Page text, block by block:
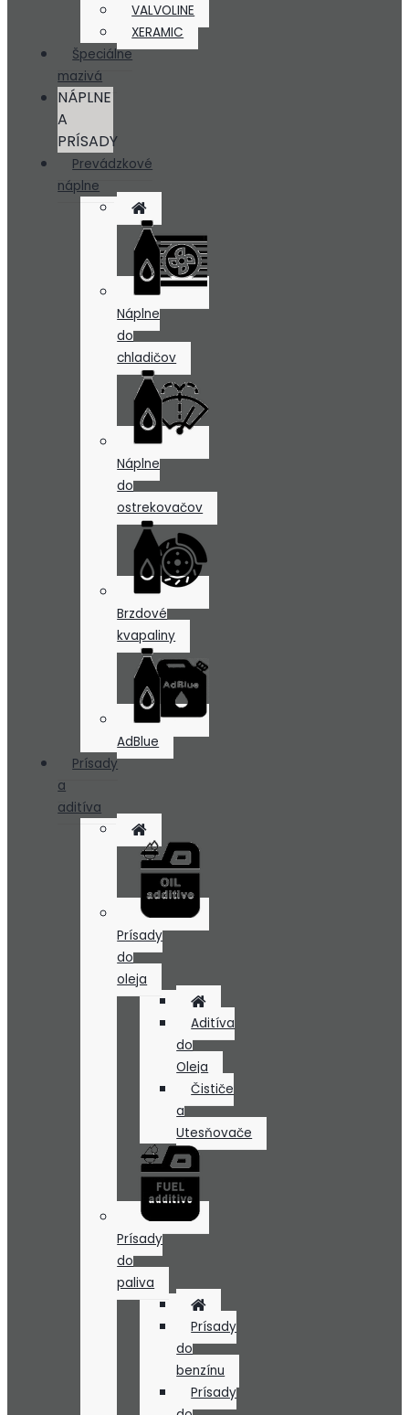
VALVOLINE
XERAMIC
Špeciálne
mazivá
NÁPLNE
A
PRÍSADY
Prevádzkové
náplne
Náplne
do
chladičov
Náplne
do
ostrekovačov
Brzdové
kvapaliny
AdBlue
Prísady
a
aditíva
Prísady
do
oleja
Aditíva
do
Oleja
Čističe
a
Utesňovače
Prísady
do
paliva
Prísady
do
benzínu
Prísady